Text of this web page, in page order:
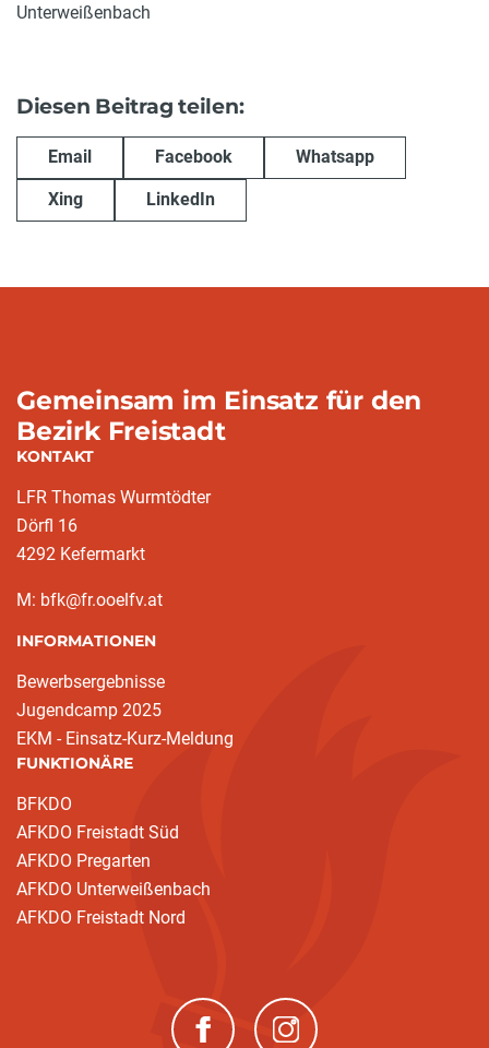
Unterweißenbach
Diesen Beitrag teilen:
Email Facebook Whatsapp
Xing LinkedIn
Gemeinsam im Einsatz für den
Bezirk Freistadt
KONTAKT
LFR Thomas Wurmtödter
Dörfl 16
4292 Kefermarkt
M: bfk@fr.ooelfv.at
INFORMATIONEN
Bewerbsergebnisse
Jugendcamp 2025
EKM - Einsatz-Kurz-Meldung
FUNKTIONÄRE
BFKDO
AFKDO Freistadt Süd
AFKDO Pregarten
AFKDO Unterweißenbach
AFKDO Freistadt Nord